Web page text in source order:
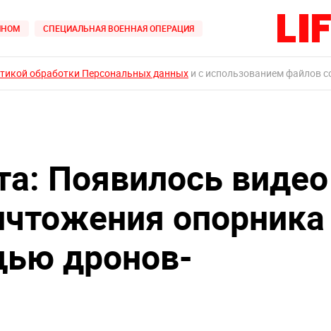
СПЕЦИАЛЬНАЯ ВОЕННАЯ ОПЕРАЦИЯ
обработки Персональных данных и с использованием файлов
Появилось видео
опорника
дронов-